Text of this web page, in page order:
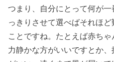
つまり、自分にとって何が
っきりさせて選べばそれほ
ことですね。たとえば赤ち
力静かな方がいいですとか